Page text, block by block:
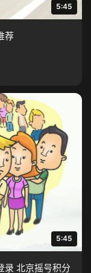
5:45
荐
5:45
录 北京摇号积分